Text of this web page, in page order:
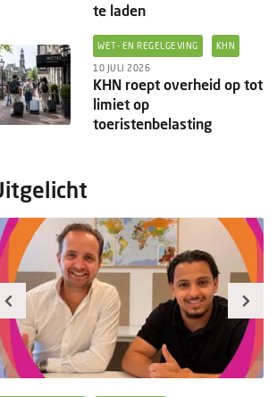
te laden
WET- EN REGELGEVING KHN
10 JULI 2026
KHN roept overheid op tot
limiet op
toeristenbelasting